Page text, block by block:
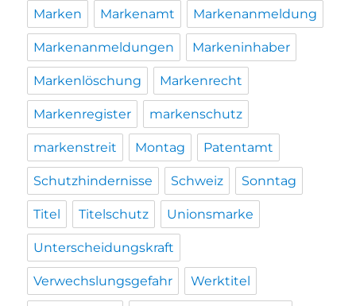
Marken Markenamt Markenanmeldung
Markenanmeldungen Markeninhaber
Markenlöschung Markenrecht
Markenregister markenschutz
markenstreit Montag Patentamt
Schutzhindernisse Schweiz Sonntag
Titel Titelschutz Unionsmarke
Unterscheidungskraft
Verwechslungsgefahr Werktitel